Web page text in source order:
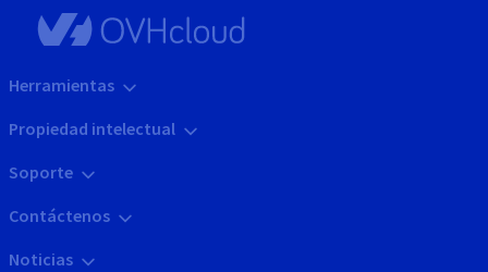
Herramientas
Propiedad intelectual
Soporte
Contáctenos
Noticias